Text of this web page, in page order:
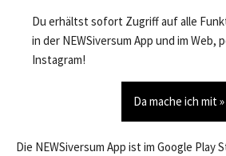
Du erhältst sofort Zugriff auf alle
in der NEWSiversum App und im Web,
Instagram!
Da mache ich mit »
Die NEWSiversum App ist im Google Play